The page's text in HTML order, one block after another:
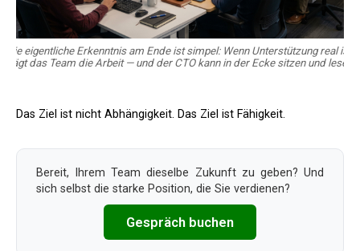
Die eigentliche Erkenntnis am Ende ist simpel: Wenn Unterstützung real ist,
trägt das Team die Arbeit — und der CTO kann in der Ecke sitzen und lesen.
Das Ziel ist nicht Abhängigkeit. Das Ziel ist Fähigkeit.
Bereit, Ihrem Team dieselbe Zukunft zu geben? Und
sich selbst die starke Position, die Sie verdienen?
Gespräch buchen